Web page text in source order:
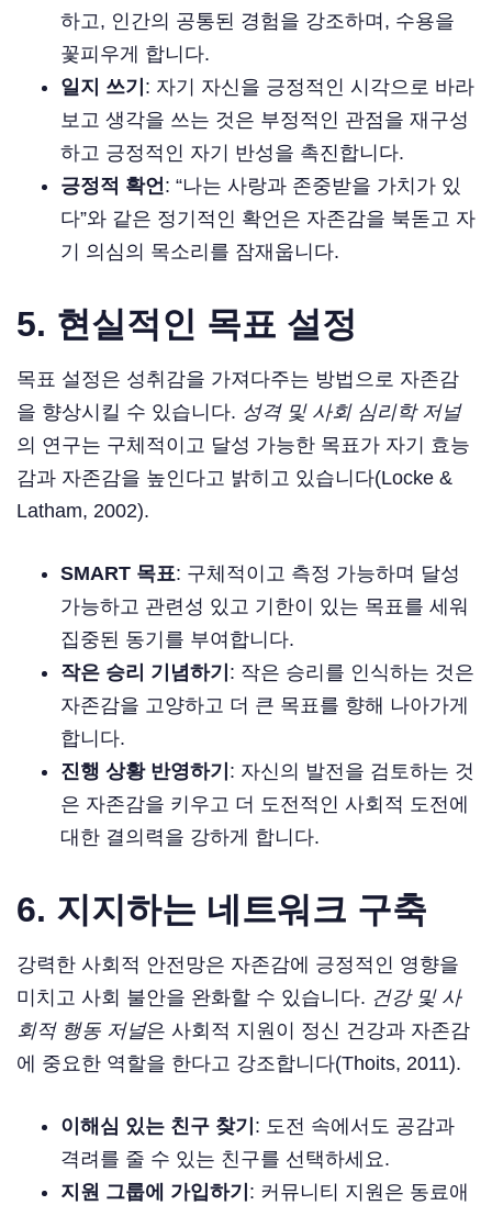
하고, 인간의 공통된 경험을 강조하며, 수용을
꽃피우게 합니다.
일지 쓰기 : 자기 자신을 긍정적인 시각으로 바라
보고 생각을 쓰는 것은 부정적인 관점을 재구성
하고 긍정적인 자기 반성을 촉진합니다.
긍정적 확언 : “나는 사랑과 존중받을 가치가 있
다”와 같은 정기적인 확언은 자존감을 북돋고 자
기 의심의 목소리를 잠재웁니다.
5. 현실적인 목표 설정
목표 설정은 성취감을 가져다주는 방법으로 자존감
을 향상시킬 수 있습니다. 성격 및 사회 심리학 저널
의 연구는 구체적이고 달성 가능한 목표가 자기 효능
감과 자존감을 높인다고 밝히고 있습니다(Locke &
Latham, 2002).
SMART 목표: 구체적이고 측정 가능하며 달성
가능하고 관련성 있고 기한이 있는 목표를 세워
집중된 동기를 부여합니다.
작은 승리 기념하기 : 작은 승리를 인식하는 것은
자존감을 고양하고 더 큰 목표를 향해 나아가게
합니다.
진행 상황 반영하기 : 자신의 발전을 검토하는 것
은 자존감을 키우고 더 도전적인 사회적 도전에
대한 결의력을 강하게 합니다.
6. 지지하는 네트워크 구축
강력한 사회적 안전망은 자존감에 긍정적인 영향을
미치고 사회 불안을 완화할 수 있습니다. 건강 및 사
회적 행동 저널은 사회적 지원이 정신 건강과 자존감
에 중요한 역할을 한다고 강조합니다(Thoits, 2011).
이해심 있는 친구 찾기 : 도전 속에서도 공감과
격려를 줄 수 있는 친구를 선택하세요.
지원 그룹에 가입하기 : 커뮤니티 지원은 동료애